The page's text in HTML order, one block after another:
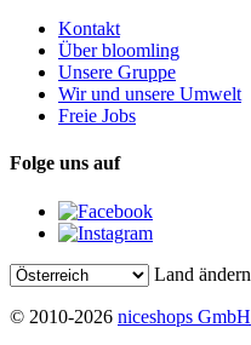
Kontakt
Über bloomling
Unsere Gruppe
Wir und unsere Umwelt
Freie Jobs
Folge uns auf
Land ändern
© 2010-2026 niceshops GmbH